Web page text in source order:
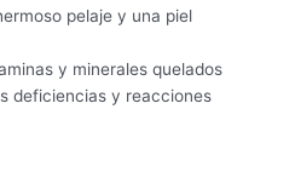
pelaje y una piel
y minerales quelados
deficiencias y reacciones